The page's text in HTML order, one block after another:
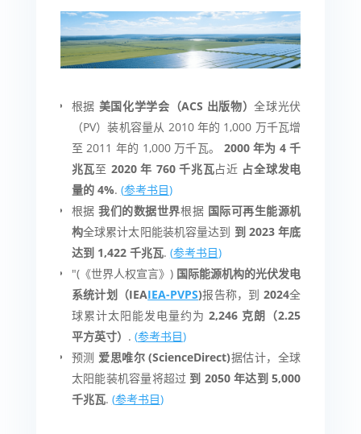
根据 美国化学学会（ACS 出版物）全球光伏
（PV）装机容量从 2010 年的 1,000 万千瓦增
至 2011 年的 1,000 万千瓦。 2000 年为 4 千
兆瓦至 2020 年 760 千兆瓦占近 占全球发电
量的 4%. (参考书目)
根据我们的数据世界根据 国际可再生能源机
构全球累计太阳能装机容量达到 到 2023 年底
达到 1,422 千兆瓦. (参考书目)
"(《世界人权宣言》) 国际能源机构的光伏发电
系统计划（IEAIEA-PVPS)报告称，到 2024全
球累计太阳能发电量约为2,246 克朗（2.25
平方英寸） . (参考书目)
预测 爱思唯尔 (ScienceDirect)据估计，全球
太阳能装机容量将超过 到 2050 年达到 5,000
千兆瓦. (参考书目)